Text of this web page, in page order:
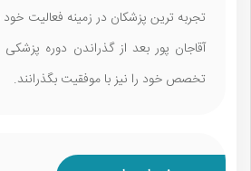
تجربه ترین پزشکان در زمینه فعالیت
آقاجان پور بعد از گذراندن دوره
تخصص خود را نیز با موفقیت بگذرانند.